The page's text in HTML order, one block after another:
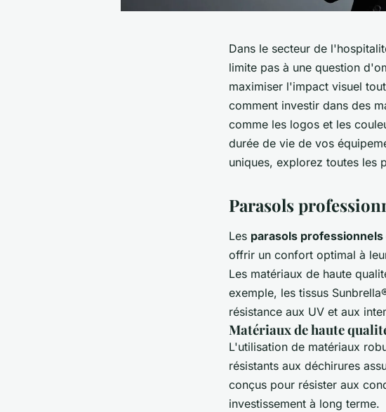
Dans le secteur de
limite pas à une question
maximiser l'impact visuel
comment investir dans des
comme les logos et les
durée de vie de vos
uniques, explorez toutes les
Parasols
Les parasols
offrir un confort optimal à
Les matériaux de haute
exemple, les tissus
résistance aux UV et aux
Matériaux de haute
L'utilisation de matériaux
résistants aux déchirures
conçus pour résister aux
investissement à long terme.